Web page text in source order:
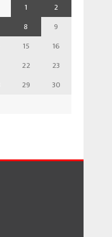
1
2
8
9
15
16
22
23
29
30